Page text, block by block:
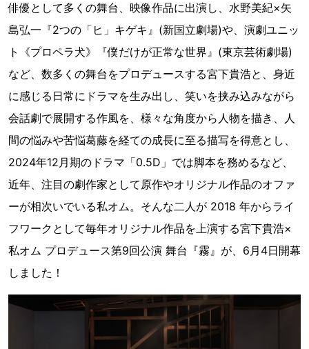
俳優として多くの舞台、映像作品に出演し、水野美紀×矢
島弘一『2つの「ヒ」キゲキ』(新国立劇場)や、演劇ユニッ
ト《プロペラ犬》『僕だけが正常な世界』(東京芸術劇場)
など、数多くの舞台をプロデュースする宮下貴浩と、身近
に感じる日常にドラマを生み出し、笑いを挟み込みながら
会話劇で展開する作風を、様々な角度から人物を描き、人
間の悩みや苦悩葛藤を経ての成長に至る描写を得意とし、
2024年12月期のドラマ「0.5D」では脚本を務めるなど、
近年、注目の劇作家として原作やオリジナル作品のオファ
ーが相次いでいる私オム。そんな二人が 2018 年からライ
フワークとして毎年オリジナル作品を上演する宮下貴浩×
私オム プロデュース第9回公演 舞台『霧』が、6月4日開幕
しました！